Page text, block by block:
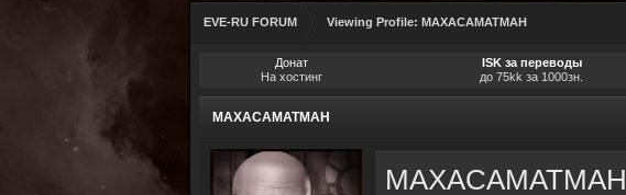
EVE-RU FORUM Viewing Profile: MAXACAMATMAH
Донат
На хостинг
ISK за переводы
до 75kk за 1000зн.
MAXACAMATMAH
MAXACAMATMAH